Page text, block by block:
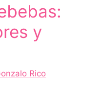
y
Rico